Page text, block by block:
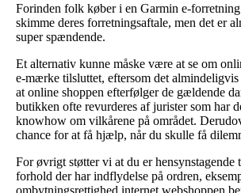
Forinden folk køber i en Garmin e-
skimme deres forretningsaftale, men det er
super spændende.
Et alternativ kunne måske være at se om
e-mærke tilsluttet, eftersom det
at online shoppen efterfølger de gældende
butikken ofte revurderes af jurister som har
knowhow om vilkårene på området.
chance for at få hjælp, når du skulle få
For øvrigt støtter vi at du er
forhold der har indflydelse på ordren,
ombytningsrettighed internet webshoppen